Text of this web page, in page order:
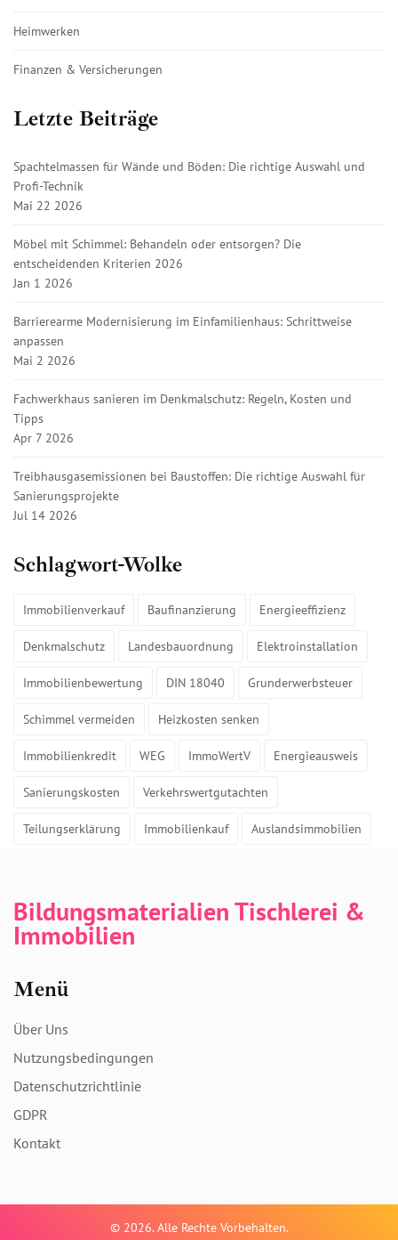
Heimwerken
Finanzen & Versicherungen
Letzte Beiträge
Spachtelmassen für Wände und Böden: Die richtige Auswahl und
Profi-Technik
Mai 22 2026
Möbel mit Schimmel: Behandeln oder entsorgen? Die
entscheidenden Kriterien 2026
Jan 1 2026
Barrierearme Modernisierung im Einfamilienhaus: Schrittweise
anpassen
Mai 2 2026
Fachwerkhaus sanieren im Denkmalschutz: Regeln, Kosten und
Tipps
Apr 7 2026
Treibhausgasemissionen bei Baustoffen: Die richtige Auswahl für
Sanierungsprojekte
Jul 14 2026
Schlagwort-Wolke
Immobilienverkauf Baufinanzierung Energieeffizienz
Denkmalschutz Landesbauordnung Elektroinstallation
Immobilienbewertung DIN 18040 Grunderwerbsteuer
Schimmel vermeiden Heizkosten senken
Immobilienkredit WEG ImmoWertV Energieausweis
Sanierungskosten Verkehrswertgutachten
Teilungserklärung Immobilienkauf Auslandsimmobilien
Bildungsmaterialien Tischlerei &
Immobilien
Menü
Über Uns
Nutzungsbedingungen
Datenschutzrichtlinie
GDPR
Kontakt
© 2026. Alle Rechte Vorbehalten.